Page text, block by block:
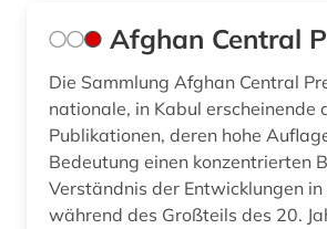
denkfabrik (1)
deutsch (4)
Afghan Central
Die Sammlung Afghan Central
nationale, in Kabul erscheinende
Publikationen, deren hohe
Bedeutung einen konzentrierten
Verständnis der Entwicklungen
während des Großteils des 20.